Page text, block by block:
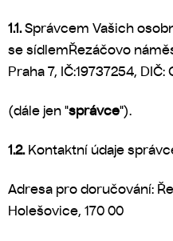
1.1.Správcem Vašich
se sídlemŘezáčovo
Praha 7, IČ:19737254, DIČ:
(dále jen "správce").
1.2.Kontaktní údaje
Adresa pro doručování:
Holešovice, 170 00